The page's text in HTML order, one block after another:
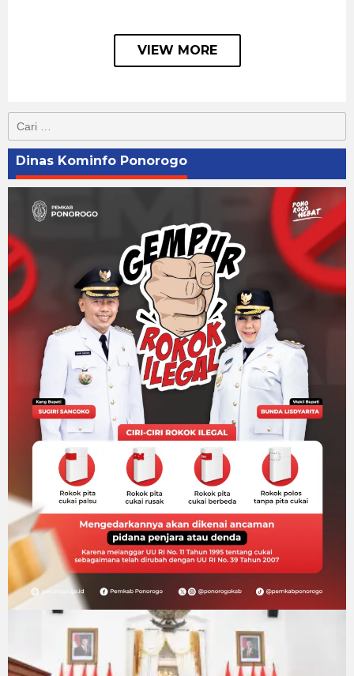
VIEW MORE
untuk:
Dinas Kominfo Ponorogo